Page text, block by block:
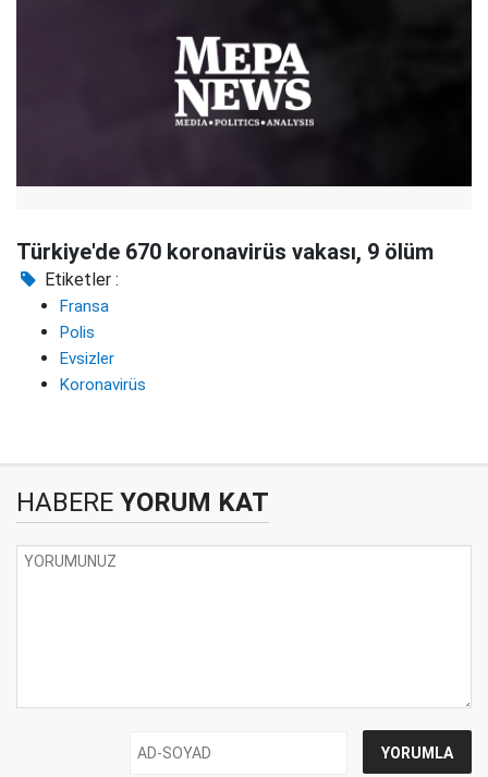
Türkiye'de 670 koronavirüs vakası, 9 ölüm
Etiketler :
Fransa
Polis
Evsizler
Koronavirüs
HABERE YORUM KAT